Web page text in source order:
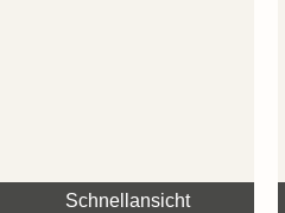
Schnellansicht